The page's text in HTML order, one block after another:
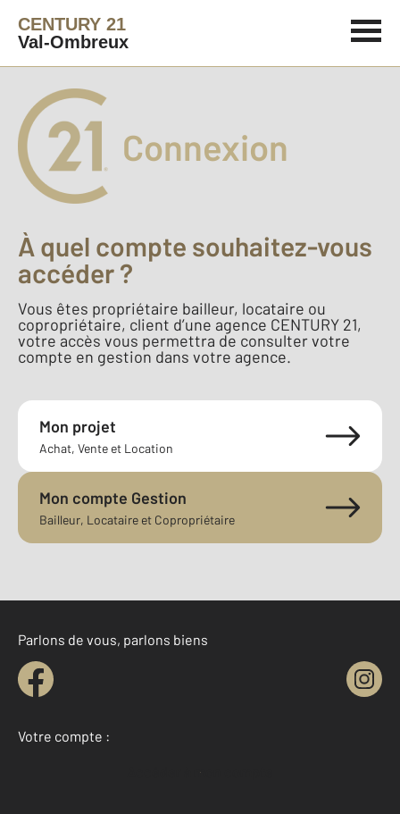
CENTURY 21
Val-Ombreux
Connexion
À quel compte souhaitez-vous
accéder ?
Vous êtes propriétaire bailleur, locataire ou
copropriétaire, client d’une agence CENTURY 21,
votre accès vous permettra de consulter votre
compte en gestion dans votre agence.
Mon projet
Achat, Vente et Location
Mon compte Gestion
Bailleur, Locataire et Copropriétaire
Parlons de vous, parlons biens
Votre compte :
Accéder à mon compte